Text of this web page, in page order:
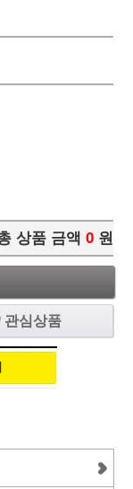
상품 금액 0 원
관심상품